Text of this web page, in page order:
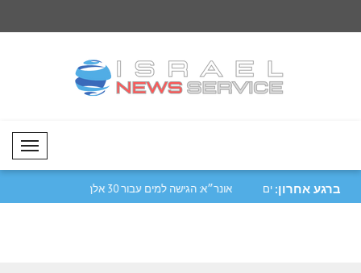
Mobil Menü
ברגע אחרון: שר החוץ של אזרבייג'ן באירמוב קיים בן טחנון ביקר